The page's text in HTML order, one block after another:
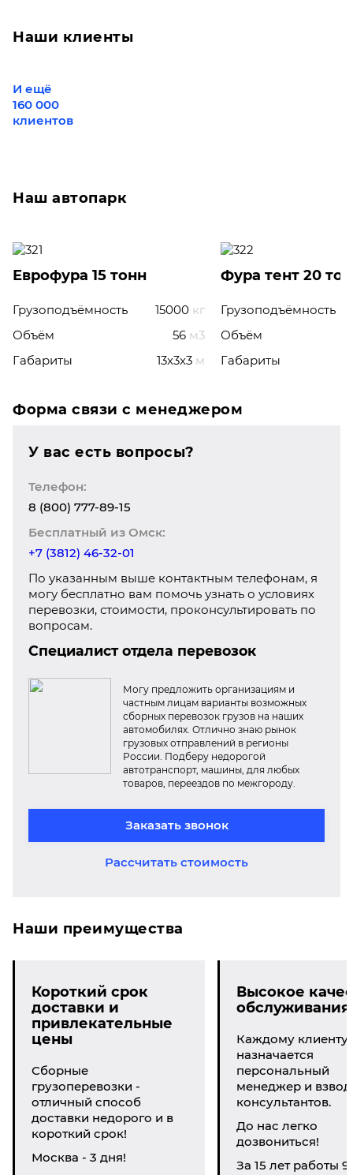
Наши клиенты
И ещё
160 000
клиентов
Наш автопарк
Еврофура 15 тонн
Грузоподъёмность 15000 кг
Объём
56 м3
Габариты
13x3x3 м
Фура тент 20
Грузоподъёмность
Объём
Габариты
Форма связи с менеджером
У вас есть вопросы?
Телефон:
8 (800) 777-89-15
Бесплатный из Омск:
+7 (3812) 46-32-01
По указанным выше контактным телефонам, я
могу бесплатно вам помочь узнать о условиях
перевозки, стоимости, проконсультировать по
вопросам.
Специалист отдела перевозок
Могу предложить организациям и
частным лицам варианты возможных
сборных перевозок грузов на наших
автомобилях. Отлично знаю рынок
грузовых отправлений в регионы
России. Подберу недорогой
автотранспорт, машины, для любых
товаров, переездов по межгороду.
Заказать звонок
Рассчитать стоимость
Наши преимущества
Короткий срок
доставки и
привлекательные
цены
Сборные
грузоперевозки -
отличный способ
доставки недорого и в
короткий срок!
Москва - 3 дня!
Высокое
обслуживания
Каждому клиенту
назначается
персональный
менеджер и взвод
консультантов.
До нас легко
дозвониться!
За 15 лет работы